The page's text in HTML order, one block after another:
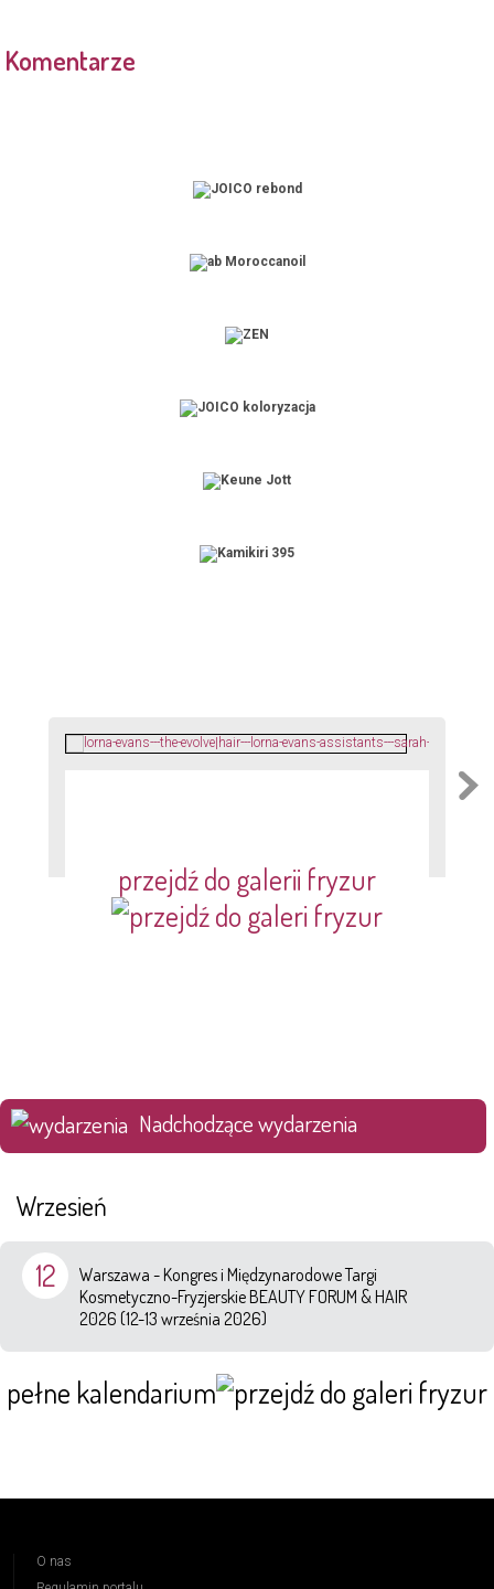
Komentarze
przejdź do galerii fryzur
Nadchodzące wydarzenia
Wrzesień
12
Warszawa - Kongres i Międzynarodowe Targi
Kosmetyczno-Fryzjerskie BEAUTY FORUM & HAIR
2026 (12-13 września 2026)
pełne kalendarium
O nas